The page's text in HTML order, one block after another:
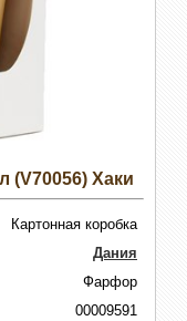
(V70056) Хаки
Картонная коробка
Дания
Фарфор
00009591